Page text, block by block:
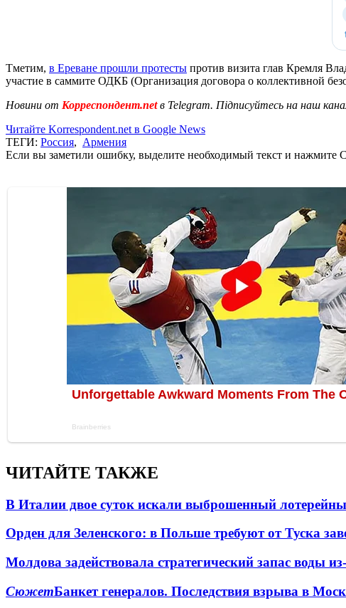
Тметим, в Ереване прошли протесты против визита глав Кремля
участие в саммите ОДКБ (Организация договора о коллективной
Новини от Корреспондент.netв Telegram. Підписуйтесь на наш
Читайте Korrespondent.net в Google News
ТЕГИ: Россия, Армения
Если вы заметили ошибку, выделите необходимый текст и нажмите
ЧИТАЙТЕ ТАКЖЕ
В Италии двое суток искали выброшенный
Орден для Зеленского: в Польше требуют от Туска
Молдова задействовала стратегический запас воды
СюжетБанкет генералов. Последствия взрыва в